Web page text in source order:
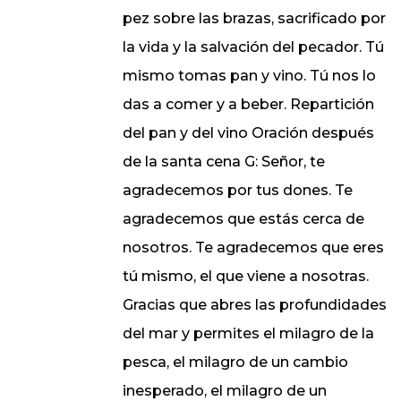
pez sobre las brazas, sacrificado por
la vida y la salvación del pecador. Tú
mismo tomas pan y vino. Tú nos lo
das a comer y a beber. Repartición
del pan y del vino Oración después
de la santa cena G: Señor, te
agradecemos por tus dones. Te
agradecemos que estás cerca de
nosotros. Te agradecemos que eres
tú mismo, el que viene a nosotras.
Gracias que abres las profundidades
del mar y permites el milagro de la
pesca, el milagro de un cambio
inesperado, el milagro de un